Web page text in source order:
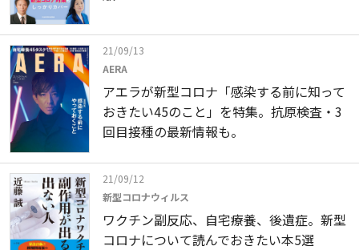
21/09/13
AERA
アエラが新型コロナ「感染する前に知って
おきたい45のこと」を特集。抗原検査・3
回目接種の最新情報も。
21/09/12
新型コロナウィルス
ワクチン副反応、自宅療養、後遺症。新型
コロナについて読んでおきたい本5選